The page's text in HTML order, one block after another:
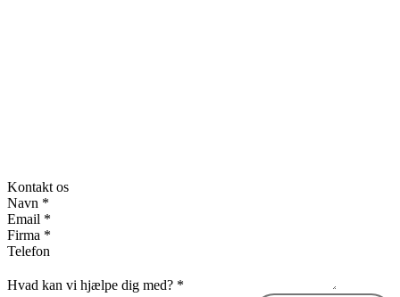
Kontakt os
Navn *
Email *
Firma *
Telefon
Hvad kan vi hjælpe dig med? *